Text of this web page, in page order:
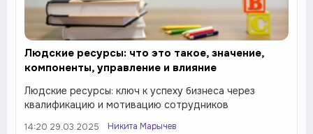
Людские ресурсы: что это такое, значение,
компоненты, управление и влияние
Людские ресурсы: ключ к успеху бизнеса через
квалификацию и мотивацию сотрудников
14:20 29.03.2025 Никита Марычев